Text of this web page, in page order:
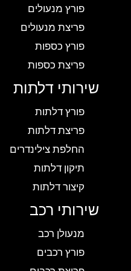
פורץ מנעולים
פריצת מנעולים
פורץ כספות
פריצת כספות
שירותי דלתות
פורץ דלתות
פריצת דלתות
החלפת צילינדרים
תיקון דלתות
קיצור דלתות
שירותי רכב
מנעולן רכב
פורץ רכבים